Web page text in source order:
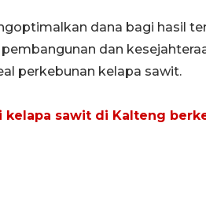
dana bagi hasil
dan
perkebunan kelapa sawit.
kelapa sawit di Kalteng